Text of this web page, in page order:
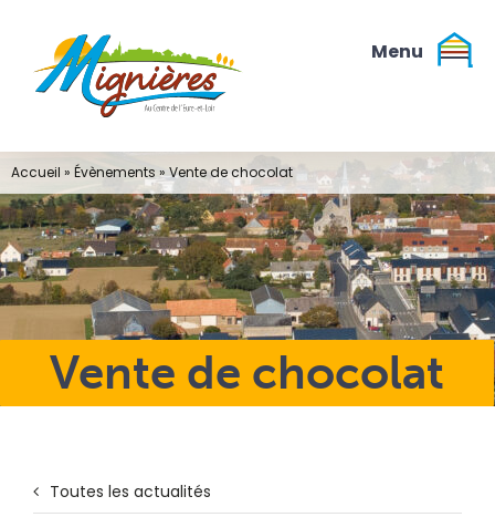
contenu
Vente de chocolat
Accueil » Évènements »Vente de chocolat
Toutes les actualités